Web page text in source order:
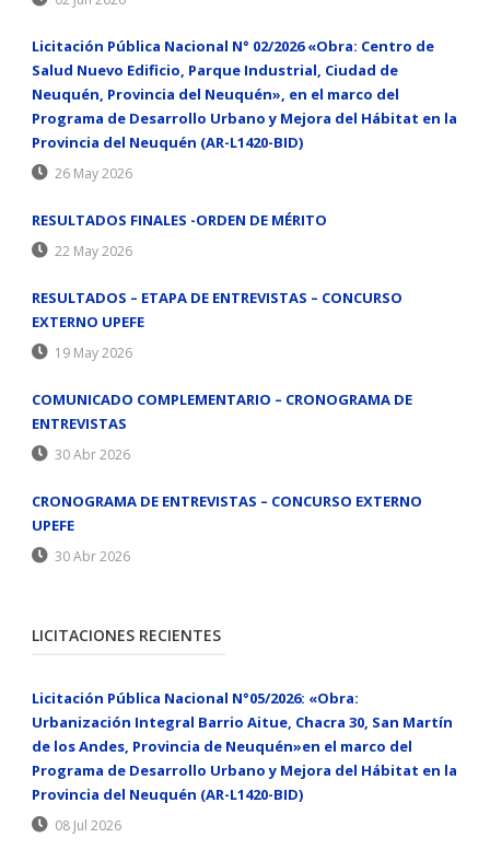
Licitación Pública Nacional N° 02/2026 «Obra: Centro de
Salud Nuevo Edificio, Parque Industrial, Ciudad de
Neuquén, Provincia del Neuquén», en el marco del
Programa de Desarrollo Urbano y Mejora del Hábitat en la
Provincia del Neuquén (AR-L1420-BID)
26 May 2026
RESULTADOS FINALES -ORDEN DE MÉRITO
22 May 2026
RESULTADOS – ETAPA DE ENTREVISTAS – CONCURSO
EXTERNO UPEFE
19 May 2026
COMUNICADO COMPLEMENTARIO – CRONOGRAMA DE
ENTREVISTAS
30 Abr 2026
CRONOGRAMA DE ENTREVISTAS – CONCURSO EXTERNO
UPEFE
30 Abr 2026
LICITACIONES RECIENTES
Licitación Pública Nacional N°05/2026: «Obra:
Urbanización Integral Barrio Aitue, Chacra 30, San Martín
de los Andes, Provincia de Neuquén»en el marco del
Programa de Desarrollo Urbano y Mejora del Hábitat en la
Provincia del Neuquén (AR-L1420-BID)
08 Jul 2026